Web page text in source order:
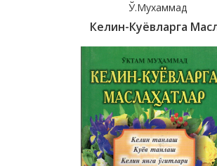
Ў.Мухаммад
Келин-Куёвларга